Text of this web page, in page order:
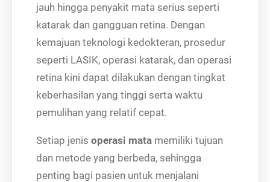
jauh hingga penyakit mata serius seperti
katarak dan gangguan retina. Dengan
kemajuan teknologi kedokteran, prosedur
seperti LASIK, operasi katarak, dan operasi
retina kini dapat dilakukan dengan tingkat
keberhasilan yang tinggi serta waktu
pemulihan yang relatif cepat.
Setiap jenis operasi mata memiliki tujuan
dan metode yang berbeda, sehingga
penting bagi pasien untuk menjalani